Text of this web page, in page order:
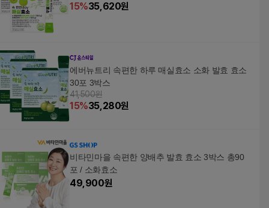
15%35,620원
에버뉴트리 속편한 하루 매실효소 소화 발효 효소
30포 3박스
41,500원
15%35,280원
비타민마을 속편한 양배추 발효 효소 3박스 총90
포 / 소화효소
49,900원